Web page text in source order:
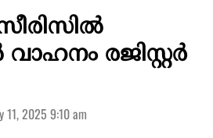
രജിസ്റ്റർ
11, 2025 9:10 am